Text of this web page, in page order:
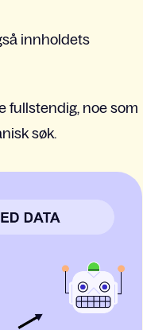
innholdets
fullstendig, noe som
søk.